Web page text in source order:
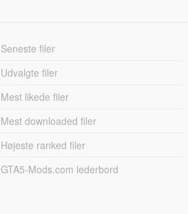
Seneste filer
Udvalgte filer
Mest likede filer
Mest downloaded filer
Højeste ranked filer
GTA5-Mods.com lederbord